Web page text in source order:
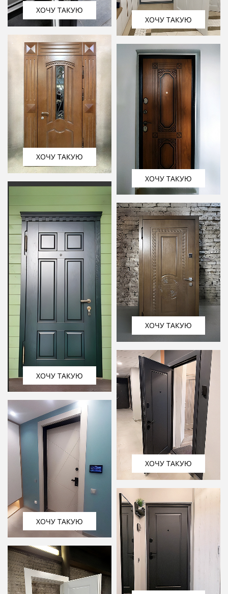
ХОЧУ ТАКУЮ
ХОЧУ ТАКУЮ
ХОЧУ ТАКУЮ
ХОЧУ ТАКУЮ
ХОЧУ ТАКУЮ
ХОЧУ ТАКУЮ
ХОЧУ ТАКУЮ
ХОЧУ ТАКУЮ